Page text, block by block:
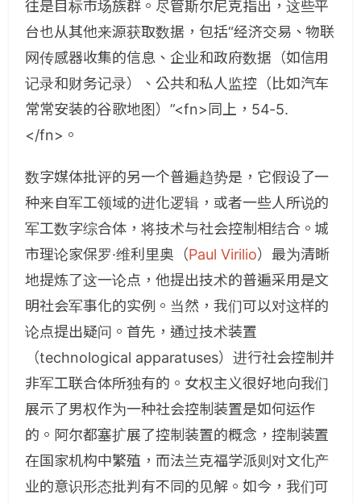
往是目标市场族群。尽管斯尔尼克指出，这些平
台也从其他来源获取数据，包括“经济交易、物联
网传感器收集的信息、企业和政府数据（如信用
记录和财务记录）、公共和私人监控（比如汽车
常常安装的谷歌地图）”<fn>同上，54-5.
</fn>。
数字媒体批评的另一个普遍趋势是，它假设了一
种来自军工领域的进化逻辑，或者一些人所说的
军工数字综合体，将技术与社会控制相结合。城
市理论家保罗·维利里奥（Paul Virilio）最为清晰
地提炼了这一论点，他提出技术的普遍采用是文
明社会军事化的实例。当然，我们可以对这样的
论点提出疑问。首先，通过技术装置
（technological apparatuses）进行社会控制并
非军工联合体所独有的。女权主义很好地向我们
展示了男权作为一种社会控制装置是如何运作
的。阿尔都塞扩展了控制装置的概念，控制装置
在国家机构中繁殖，而法兰克福学派则对文化产
业的意识形态批判有不同的见解。如今，我们可